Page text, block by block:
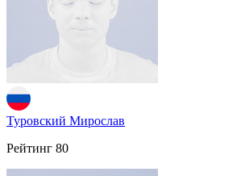
Туровский Мирослав
Рейтинг 80